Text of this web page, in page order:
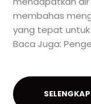
membahas
yang tepat untuk
Baca Juga: